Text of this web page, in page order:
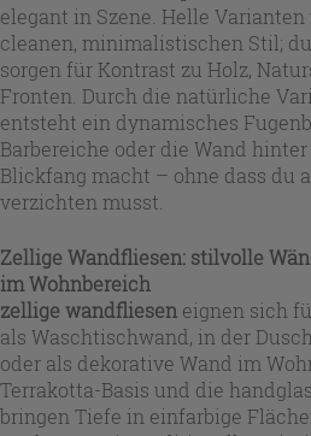
elegant in Szene. Helle
cleanen, minimalistischen Stil;
sorgen für Kontrast zu Holz,
Fronten. Durch die natürliche
entsteht ein dynamisches
Barbereiche oder die Wand
Blickfang macht – ohne dass du
verzichten musst.
Zellige Wandfliesen: stilvolle
im Wohnbereich
zellige wandfliesen eignen sich
als Waschtischwand, in der
oder als dekorative Wand im
Terrakotta-Basis und die
bringen Tiefe in einfarbige